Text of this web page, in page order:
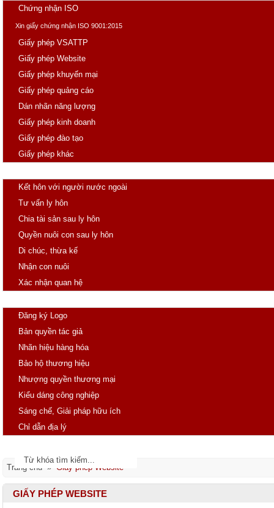
Chứng nhận ISO
Xin giấy chứng nhận ISO 9001:2015
Giấy phép VSATTP
Giấy phép Website
Giấy phép khuyến mại
Giấy phép quảng cáo
Dán nhãn năng lượng
Giấy phép kinh doanh
Giấy phép đào tạo
Giấy phép khác
Kết hôn với người nước ngoài
Tư vấn ly hôn
Chia tài sản sau ly hôn
Quyền nuôi con sau ly hôn
Di chúc, thừa kế
Nhận con nuôi
Xác nhận quan hệ
Đăng ký Logo
Bản quyền tác giả
Nhãn hiệu hàng hóa
Bảo hộ thương hiệu
Nhượng quyền thương mại
Kiểu dáng công nghiệp
Sáng chế, Giải pháp hữu ích
Chỉ dẫn địa lý
Trang chủ » Giấy phép Website
GIẤY PHÉP WEBSITE